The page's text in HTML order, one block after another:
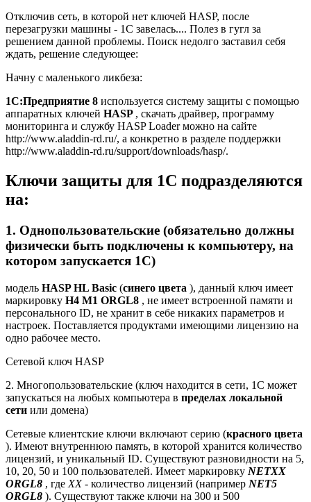
Отключив сеть, в которой нет ключей HASP, после
перезагрузки машины - 1С завелась.... Полез в гугл за
решением данной проблемы. Поиск недолго заставил себя
ждать, решение следующее:
Начну с маленького ликбеза:
1С:Предприятие 8 используется систему защиты с помощью
аппаратных ключей HASP , скачать драйвер, программу
мониторинга и службу HASP Loader можно на сайте
http://www.aladdin-rd.ru/, а конкретно в разделе поддержки
http://www.aladdin-rd.ru/support/downloads/hasp/.
Ключи защиты для 1С подразделяются
на:
1. Однопользовательские (обязательно должны
физически быть подключены к компьютеру, на
котором запускается 1С)
модель HASP HL Basic (синего цвета ), данный ключ имеет
маркировку H4 M1 ORGL8 , не имеет встроенной памяти и
персонального ID, не хранит в себе никаких параметров и
настроек. Поставляется продуктами имеющими лицензию на
одно рабочее место.
Сетевой ключ HASP
2. Многопользовательские (ключ находится в сети, 1С может
запускаться на любых компьютера в пределах локальной
сети или домена)
Сетевые клиентские ключи включают серию (красного цвета
). Имеют внутреннюю память, в которой хранится количество
лицензий, и уникальный ID. Существуют разновидности на 5,
10, 20, 50 и 100 пользователей. Имеет маркировку NETXX
ORGL8 , где ХX- количество лицензий (например NET5
ORGL8 ). Существуют также ключи на 300 и 500